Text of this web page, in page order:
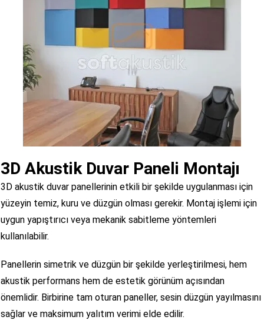
3D Akustik Duvar Paneli Montajı
3D akustik duvar panellerinin etkili bir şekilde uygulanması için
yüzeyin temiz, kuru ve düzgün olması gerekir. Montaj işlemi için
uygun yapıştırıcı veya mekanik sabitleme yöntemleri
kullanılabilir.
Panellerin simetrik ve düzgün bir şekilde yerleştirilmesi, hem
akustik performans hem de estetik görünüm açısından
önemlidir. Birbirine tam oturan paneller, sesin düzgün yayılmasını
sağlar ve maksimum yalıtım verimi elde edilir.